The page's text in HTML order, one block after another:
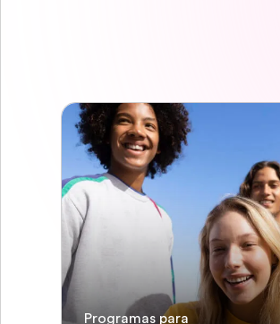
Programas para